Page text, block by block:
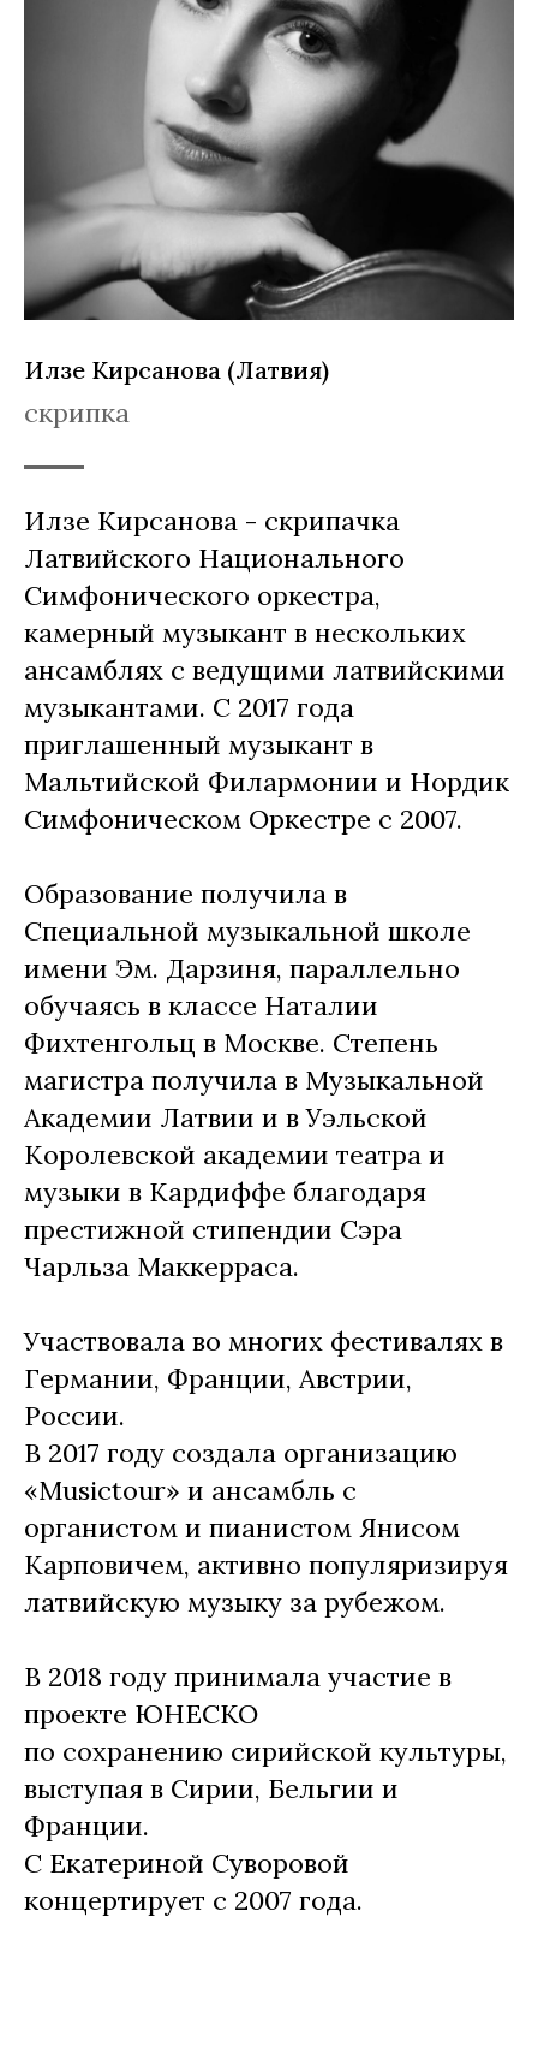
Илзе Кирсанова (Латвия)
скрипка
Илзе Кирсанова - скрипачка
Латвийского Национального
Симфонического оркестра,
камерный музыкант в нескольких
ансамблях с ведущими латвийскими
музыкантами. С 2017 года
приглашенный музыкант в
Мальтийской Филармонии и Нордик
Симфоническом Оркестре с 2007.
Образование получила в
Специальной музыкальной школе
имени Эм. Дарзиня, параллельно
обучаясь в классе Наталии
Фихтенгольц в Москве. Степень
магистра получила в Музыкальной
Академии Латвии и в Уэльской
Королевской академии театра и
музыки в Кардиффе благодаря
престижной стипендии Сэра
Чарльза Маккерраса.
Участвовала во многих фестивалях в
Германии, Франции, Австрии,
России.
В 2017 году создала организацию
«Musictour» и ансамбль с
органистом и пианистом Янисом
Карповичем, активно популяризируя
латвийскую музыку за рубежом.
В 2018 году принимала участие в
проекте ЮНЕСКО
по сохранению сирийской культуры,
выступая в Сирии, Бельгии и
Франции.
С Екатериной Суворовой
концертирует с 2007 года.